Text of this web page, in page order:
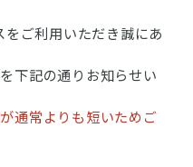
ご利用いただき誠にあ
下記の通りお知らせい
通常よりも短いためご